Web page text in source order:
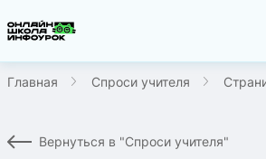
Главная Спроси учителя
Вернуться в "Спроси учителя"